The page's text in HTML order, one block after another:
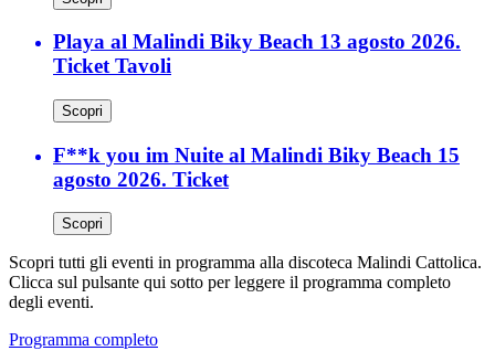
Playa al Malindi Biky Beach 13 agosto 2026.
Ticket Tavoli
Scopri
F**k you im Nuite al Malindi Biky Beach 15
agosto 2026. Ticket
Scopri
Scopri tutti gli eventi in programma alla discoteca Malindi Cattolica.
Clicca sul pulsante qui sotto per leggere il programma completo
degli eventi.
Programma completo